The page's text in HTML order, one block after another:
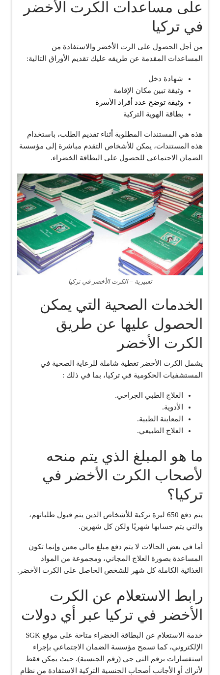
على مساعدات الكرت الأخضر
في تركيا
من أجل الحصول على الرت الأخضر والاستفادة من
المساعدات المقدمة عن طريقه عليك تقديم الأوراق التالية:
شهادة دخل
وثيقة تبين مكان الإقامة
وثيقة توضح عدد أفراد الأسرة
بطاقة الهوية التركية
هذه هي المستندات المطلوبة أثناء تقديم الطلب، باستخدام
هذه المستندات، يمكن للأشخاص التقدم مباشرة إلى مؤسسة
الضمان الاجتماعي للحصول على البطاقة الخضراء.
تعبيرية – الكرت الأخضر في تركيا
الخدمات الصحية التي يمكن
الحصول عليها عن طريق
الكرت الأخضر
يشمل الكرت الأخضر تغطية شاملة للرعاية الصحية في
المستشفيات الحكومية في تركيا، بما في ذلك :
العلاج الطبي الجراحي.
الأدوية.
المعاينة الطبية.
العلاج الطبيعي.
ما هو المبلغ الذي يتم منحه
لأصحاب الكرت الأخضر في
تركيا؟
يتم دفع 650 ليرة تركية للأشخاص الذين يتم قبول طلباتهم،
والتي يتم حسابها شهريًا ولكن كل شهرين.
أما في بعض الحالات لا يتم دفع مبلغ مالي معين وإنما تكون
المساعدة بصورة العلاج المجاني، ومجموعة من المواد
الغذائية الكاملة كل شهر للشخص الحاصل على الكرت الأخضر.
رابط الاستعلام عن الكرت
الأخضر في تركيا عبر أي دولات
خدمة الاستعلام عن البطاقة الخضراء متاحة على موقع SGK
الإلكتروني، كما تسمح مؤسسة الضمان الاجتماعي بإجراء
استفسارات برقم التي جي (رقم الجنسية). حيث يمكن فقط
لأتراك أو الأجانب أصحاب الجنسية التركية الاستفادة من نظام